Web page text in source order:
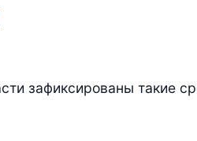
зафиксированы такие